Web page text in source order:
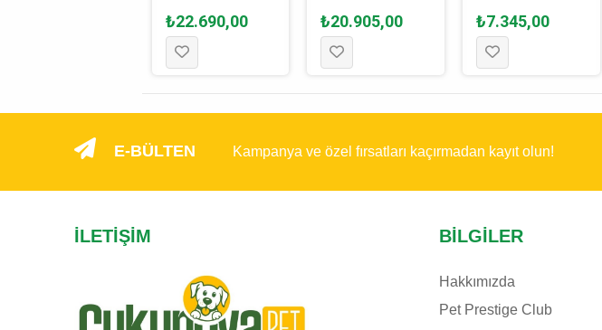
Kafesi Ayaklı
Beyaz - 89 x 60
x 159 Cm
₺22.690,00
Kafesi Siyah - 61
x 56 x 165 Cm
₺20.905,00
- 50 x 30 x 52.5
Cm
₺7.345,00
E-BÜLTEN Kampanya ve özel fırsatları kaçırmadan kayıt olun!
İLETIŞIM BILGILER
Hakkımızda
Pet Prestige Club